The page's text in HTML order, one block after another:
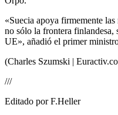
«Suecia apoya firmemente
no sólo la frontera finlandesa,
UE», añadió el primer
(Charles Szumski |
///
Editado por F.Heller